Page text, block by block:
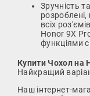
Зручність
всіх
Honor 9X
функціями
Купити Чохол на
Найкращий
Наш інтернет-